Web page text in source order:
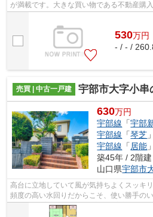
が満載です。大きな買い物である不動産購
530万円
- / - /
売買 | 中古一戸建 宇部市大字小串
630万円
宇部線 「宇部
宇部線 「琴芝
宇部線 「 居能
築45年 / 2階建
山口県宇部市
高台に立地していて風が気持ちよくスッキ
頻度の高い水回りだからこそ、使い勝手の
ませんか♪宇部市エリアと宇部線宇部...